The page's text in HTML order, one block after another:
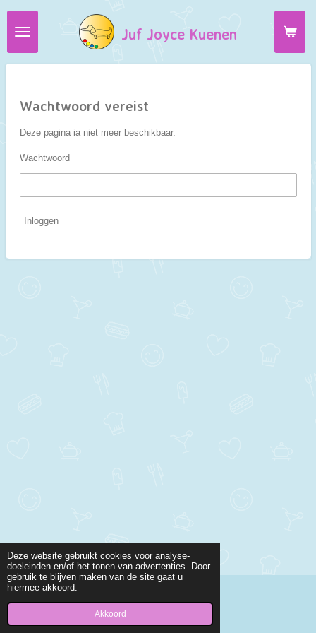
Deze website gebruikt cookies voor analyse-
doeleinden en/of het tonen van advertenties. Door
gebruik te blijven maken van de site gaat u
hiermee akkoord.
Akkoord
Ga
direct
de
Juf Joyce Kuenen
Wachtwoord vereist
Deze pagina ia niet meer beschikbaar.
Wachtwoord
Inloggen